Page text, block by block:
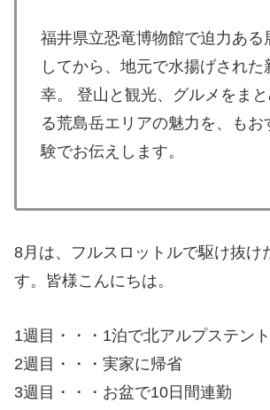
福井県立恐竜博物館で迫力ある
してから、地元で水揚げされた
幸。 登山と観光、グルメをま
る荒島岳エリアの魅力を、もお
験でお伝えします。
8月は、フルスロットルで駆け抜け
す。皆様こんにちは。
1週目・・・1泊で北アルプステン
2週目・・・実家に帰省
3週目・・・お盆で10日間連勤